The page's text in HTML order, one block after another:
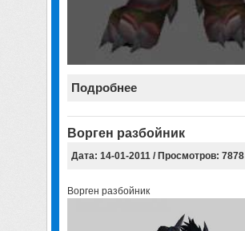
Подробнее
Ворген разбойник
Дата: 14-01-2011 / Просмотров: 7878
Ворген разбойник